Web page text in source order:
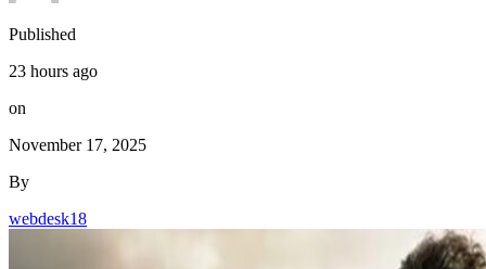
Published
23 hours ago
on
November 17, 2025
By
webdesk18